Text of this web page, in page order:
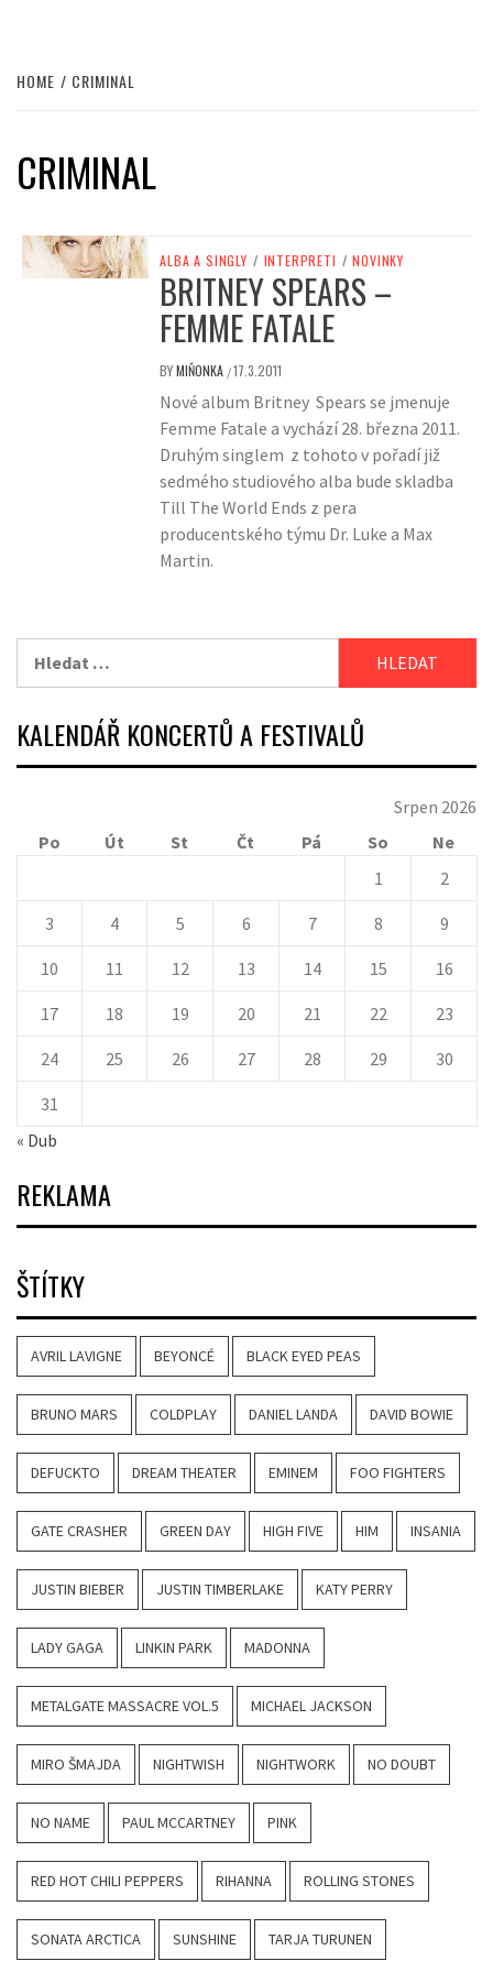
HOME CRIMINAL
CRIMINAL
ALBA A SINGLY / INTERPRETI / NOVINKY
BRITNEY SPEARS –
FEMME FATALE
BYMIŇONKA /17.3.2011
Nové album Britney Spears se jmenuje
Femme Fatale a vychází 28. března 2011.
Druhým singlem z tohoto v pořadí již
sedmého studiového alba bude skladba
Till The World Ends z pera
producentského týmu Dr. Luke a Max
Martin.
KALENDÁŘ KONCERTŮ A FESTIVALŮ
Srpen 2026
Po
Út St Čt Pá So
Ne
1
2
3 4 5 6 7 8 9
10 11 12 13 14 15 16
17 18 19 20 21 22 23
24 25 26 27 28 29 30
31
« Dub
REKLAMA
ŠTÍTKY
AVRIL LAVIGNE BEYONCÉ BLACK EYED PEAS
BRUNO MARS COLDPLAY DANIEL LANDA DAVID BOWIE
DEFUCKTO DREAM THEATER EMINEM FOO FIGHTERS
GATE CRASHER GREEN DAY HIGH FIVE HIM INSANIA
JUSTIN BIEBER JUSTIN TIMBERLAKE KATY PERRY
LADY GAGA LINKIN PARK MADONNA
METALGATE MASSACRE VOL.5 MICHAEL JACKSON
MIRO ŠMAJDA NIGHTWISH NIGHTWORK NO DOUBT
NO NAME PAUL MCCARTNEY PINK
RED HOT CHILI PEPPERS RIHANNA ROLLING STONES
SONATA ARCTICA SUNSHINE TARJA TURUNEN